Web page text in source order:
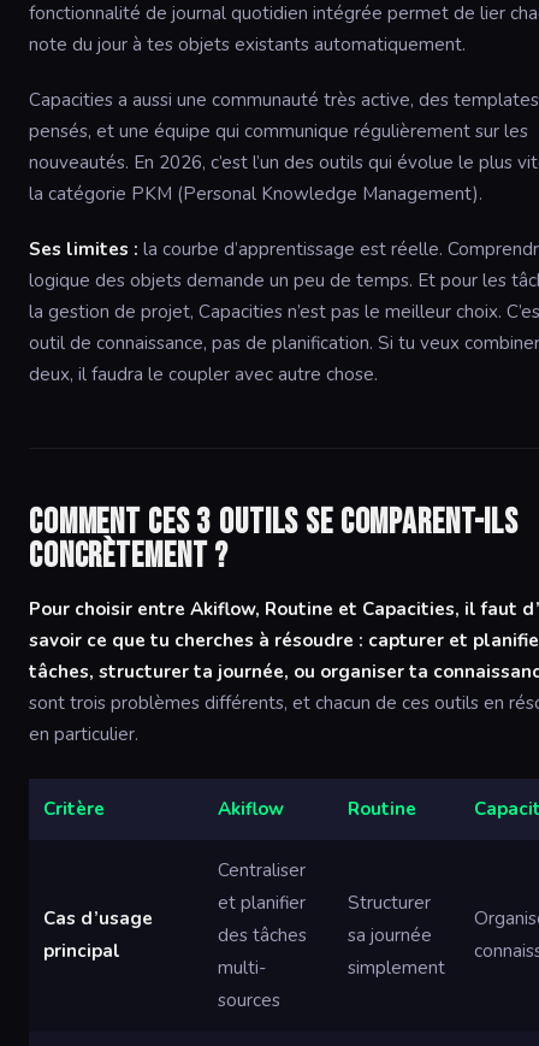
fonctionnalité de journal quotidien intégrée permet de lier
note du jour à tes objets existants automatiquement.
Capacities a aussi une communauté très active, des
pensés, et une équipe qui communique régulièrement sur les
nouveautés. En 2026, c’est l’un des outils qui évolue le plus
la catégorie PKM (Personal Knowledge Management).
Ses limites : la courbe d’apprentissage est réelle.
logique des objets demande un peu de temps. Et pour les
la gestion de projet, Capacities n’est pas le meilleur choix.
outil de connaissance, pas de planification. Si tu veux
deux, il faudra le coupler avec autre chose.
Comment ces 3 outils se comparent-ils
concrètement ?
Pour choisir entre Akiflow, Routine et Capacities, il faut
savoir ce que tu cherches à résoudre : capturer et
tâches, structurer ta journée, ou organiser ta
sont trois problèmes différents, et chacun de ces outils en
en particulier.
Critère Akiflow Routine
Cas d’usage
principal
Centraliser
et planifier
des tâches
multi-
sources
Structurer
sa journée
simplement